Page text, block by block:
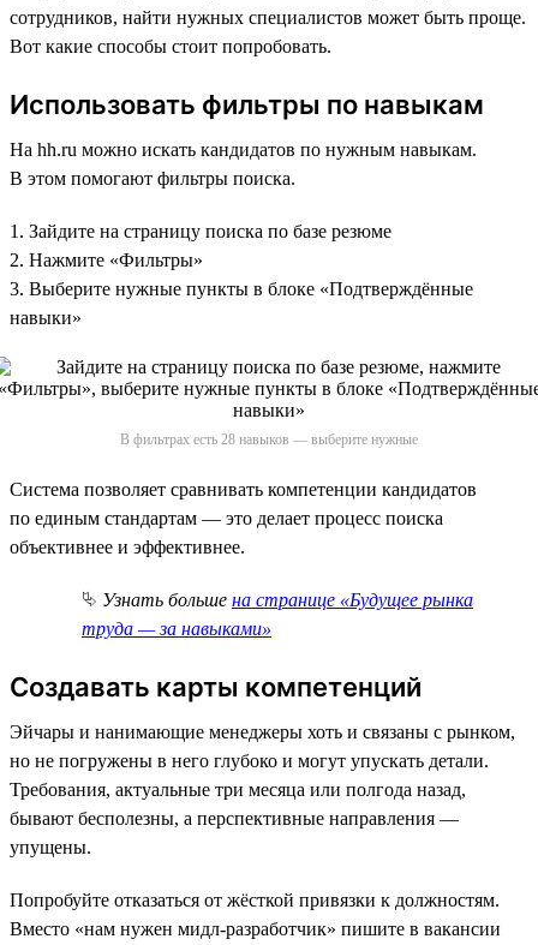
сотрудников, найти нужных специалистов может быть проще.
Вот какие способы стоит попробовать.
Использовать фильтры по навыкам
На hh.ru можно искать кандидатов по нужным навыкам.
В этом помогают фильтры поиска.
1. Зайдите на страницу поиска по базе резюме
2. Нажмите «Фильтры»
3. Выберите нужные пункты в блоке «Подтверждённые
навыки»
В фильтрах есть 28 навыков — выберите нужные
Система позволяет сравнивать компетенции кандидатов
по единым стандартам — это делает процесс поиска
объективнее и эффективнее.
⮱ Узнать больше на странице «Будущее рынка
труда — за навыками»
Создавать карты компетенций
Эйчары и нанимающие менеджеры хоть и связаны с рынком,
но не погружены в него глубоко и могут упускать детали.
Требования, актуальные три месяца или полгода назад,
бывают бесполезны, а перспективные направления —
упущены.
Попробуйте отказаться от жёсткой привязки к должностям.
Вместо «нам нужен мидл-разработчик» пишите в вакансии